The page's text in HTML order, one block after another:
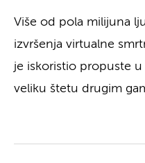
Više od pola milijuna
izvršenja virtualne
je iskoristio propuste
veliku štetu drugim